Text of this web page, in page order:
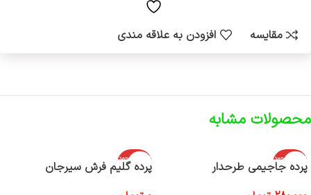
مقایسه افزودن به علاقه مندی
محصولات مشابه
اتمام موجود
ی
پرده جاجیمی طرحدار
اتمام موجود
ی
پرده گلیم فرش سیرجان